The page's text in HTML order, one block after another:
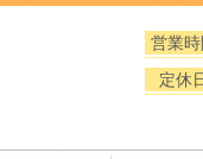
営業時
定休